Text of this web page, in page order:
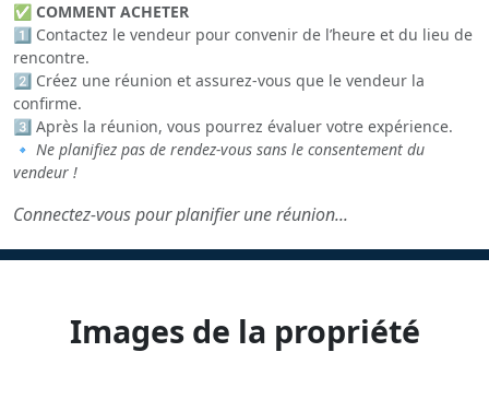
✅ COMMENT ACHETER
1️⃣ Contactez le vendeur pour convenir de l’heure et du lieu de
rencontre.
2️⃣ Créez une réunion et assurez-vous que le vendeur la
confirme.
3️⃣ Après la réunion, vous pourrez évaluer votre expérience.
🔹 Ne planifiez pas de rendez-vous sans le consentement du
vendeur !
Connectez-vous pour planifier une réunion...
Images de la propriété